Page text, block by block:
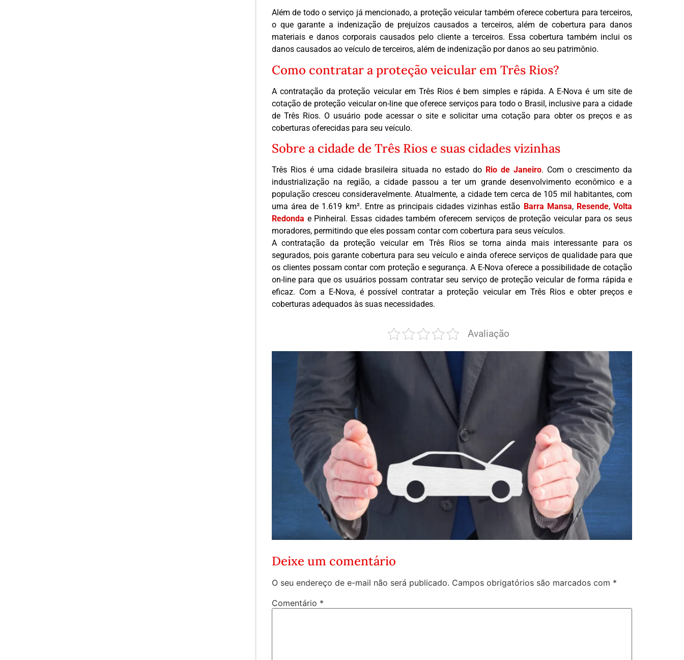
Além de todo o serviço já mencionado, a proteção veicular também oferece cobertura para terceiros,
o que garante a indenização de prejuízos causados a terceiros, além de cobertura para danos
materiais e danos corporais causados pelo cliente a terceiros. Essa cobertura também inclui os
danos causados ao veículo de terceiros, além de indenização por danos ao seu patrimônio.
Como contratar a proteção veicular em Três Rios?
A contratação da proteção veicular em Três Rios é bem simples e rápida. A E-Nova é um site de
cotação de proteção veicular on-line que oferece serviços para todo o Brasil, inclusive para a cidade
de Três Rios. O usuário pode acessar o site e solicitar uma cotação para obter os preços e as
coberturas oferecidas para seu veículo.
Sobre a cidade de Três Rios e suas cidades vizinhas
Três Rios é uma cidade brasileira situada no estado do Rio de Janeiro. Com o crescimento da
industrialização na região, a cidade passou a ter um grande desenvolvimento econômico e a
população cresceu consideravelmente. Atualmente, a cidade tem cerca de 105 mil habitantes, com
uma área de 1.619 km². Entre as principais cidades vizinhas estão Barra Mansa, Resende,Volta
Redonda e Pinheiral. Essas cidades também oferecem serviços de proteção veicular para os seus
moradores, permitindo que eles possam contar com cobertura para seus veículos.
A contratação da proteção veicular em Três Rios se torna ainda mais interessante para os
segurados, pois garante cobertura para seu veículo e ainda oferece serviços de qualidade para que
os clientes possam contar com proteção e segurança. A E-Nova oferece a possibilidade de cotação
on-line para que os usuários possam contratar seu serviço de proteção veicular de forma rápida e
eficaz. Com a E-Nova, é possível contratar a proteção veicular em Três Rios e obter preços e
coberturas adequados às suas necessidades.
Avaliação
Deixe um comentário
O seu endereço de e-mail não será publicado. Campos obrigatórios são marcados com *
Comentário *